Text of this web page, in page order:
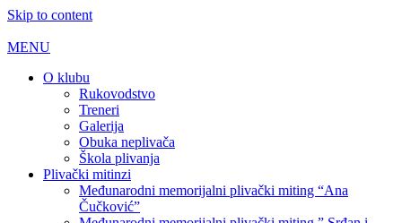
Skip to content
MENU
O klubu
Rukovodstvo
Treneri
Galerija
Obuka neplivača
Škola plivanja
Plivački mitinzi
Međunarodni memorijalni plivački miting “Ana
Čučković”